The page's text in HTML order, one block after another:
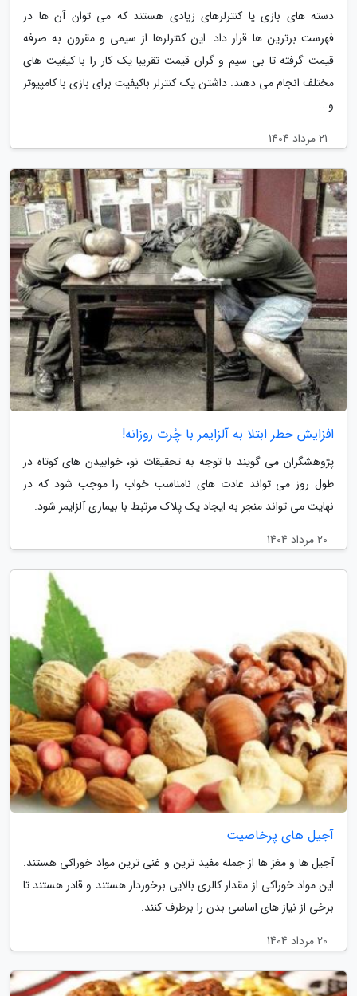
دسته های بازی یا کنترلرهای زیادی هستند که می توان آن ها در
فهرست برترین ها قرار داد. این کنترلرها از سیمی و مقرون به صرفه
قیمت گرفته تا بی سیم و گران قیمت تقریبا یک کار را با کیفیت های
مختلف انجام می دهند. داشتن یک کنترلر باکیفیت برای بازی با کامپیوتر
و...
21 مرداد 1404
افزایش خطر ابتلا به آلزایمر با چُرت روزانه!
پژوهشگران می گویند با توجه به تحقیقات نو، خوابیدن های کوتاه در
طول روز می تواند عادت های نامناسب خواب را موجب شود که در
نهایت می تواند منجر به ایجاد یک پلاک مرتبط با بیماری آلزایمر شود.
20 مرداد 1404
آجیل های پرخاصیت
آجیل ها و مغز ها از جمله مفید ترین و غنی ترین مواد خوراکی هستند.
این مواد خوراکی از مقدار کالری بالایی برخوردار هستند و قادر هستند تا
برخی از نیاز های اساسی بدن را برطرف کنند.
20 مرداد 1404